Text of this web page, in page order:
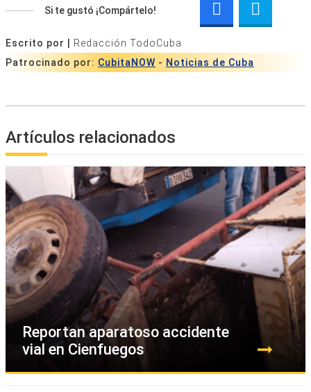
Si te gustó ¡Compártelo!
Escrito por |
Redacción TodoCuba
Patrocinado por: CubitaNOW - Noticias de Cuba
Artículos relacionados
Reportan aparatoso accidente
vial en Cienfuegos